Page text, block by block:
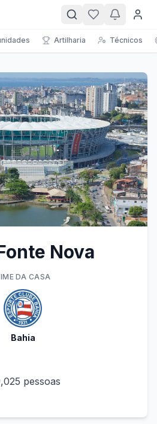
Artilharia Técnicos
Nova
pessoas
DA CASA
Bahia